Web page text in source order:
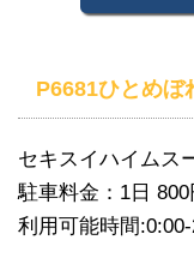
P6681ひとめぼ
セキスイハイムス
駐車料金：1日 800
利用可能時間